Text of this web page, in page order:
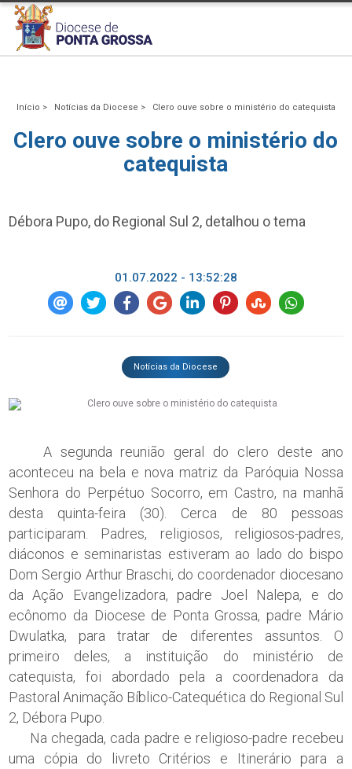
Início > Notícias da Diocese > Clero ouve sobre o ministério do catequista
Clero ouve sobre o ministério do
catequista
Débora Pupo, do Regional Sul 2, detalhou o tema
01.07.2022 - 13:52:28
Notícias da Diocese
A segunda reunião geral do clero deste ano
aconteceu na bela e nova matriz da Paróquia Nossa
Senhora do Perpétuo Socorro, em Castro, na manhã
desta quinta-feira (30). Cerca de 80 pessoas
participaram. Padres, religiosos, religiosos-padres,
diáconos e seminaristas estiveram ao lado do bispo
Dom Sergio Arthur Braschi, do coordenador diocesano
da Ação Evangelizadora, padre Joel Nalepa, e do
ecônomo da Diocese de Ponta Grossa, padre Mário
Dwulatka, para tratar de diferentes assuntos. O
primeiro deles, a instituição do ministério de
catequista, foi abordado pela a coordenadora da
Pastoral Animação Bíblico-Catequética do Regional Sul
2, Débora Pupo.
Na chegada, cada padre e religioso-padre recebeu
uma cópia do livreto Critérios e Itinerário para a